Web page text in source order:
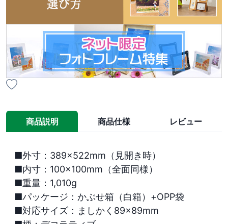
商品説明 商品仕様 レビュー
■外寸：389×522mm（見開き時）
■内寸：100×100mm（全面同様）
■重量：1,010g
■パッケージ：かぶせ箱（白箱）+OPP袋
■対応サイズ：ましかく89×89mm